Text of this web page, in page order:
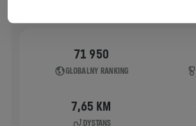
71 950
GLOBALNY RANKING
7,65 KM
DYSTANS